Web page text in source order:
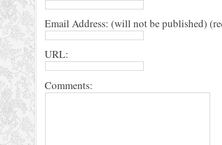
Email Address: (will not be published)
URL:
Comments: